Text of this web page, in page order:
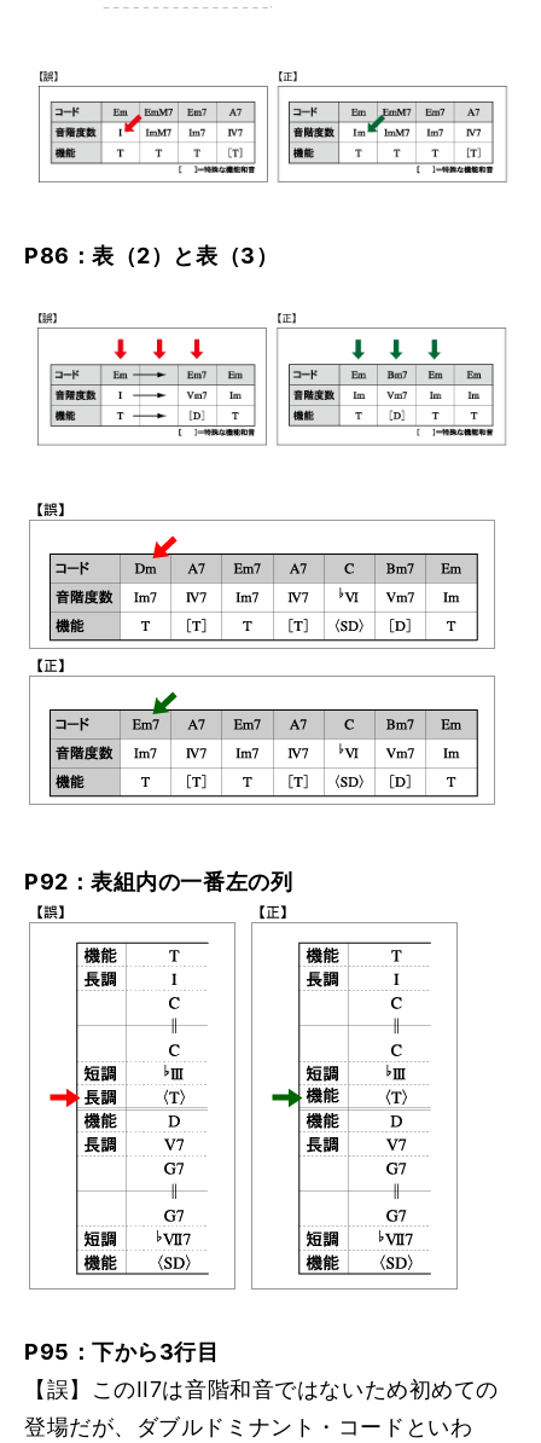
P86：表（2）と表（3）
P92：表組内の一番左の列
P95：下から3行目
【誤】このII7は音階和音ではないため初めての
登場だが、ダブルドミナント・コードといわ